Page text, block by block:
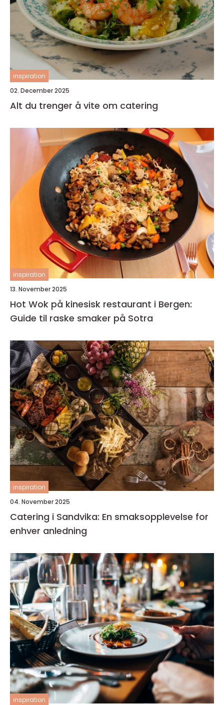
inspiration
02. December 2025
Alt du trenger å vite om catering
inspiration
13. November 2025
Hot Wok på kinesisk restaurant i Bergen:
Guide til raske smaker på Sotra
inspiration
04. November 2025
Catering i Sandvika: En smaksopplevelse for
enhver anledning
inspiration